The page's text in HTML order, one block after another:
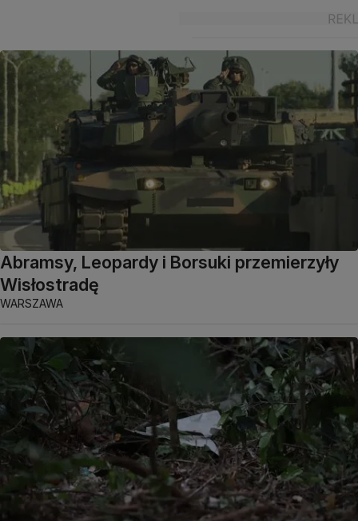
Abramsy, Leopardy i Borsuki przemierzyły
Wisłostradę
WARSZAWA